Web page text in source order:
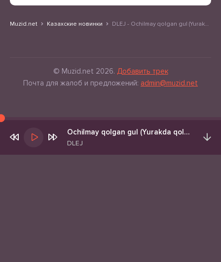
Muzid.net Казахские новинки DLEJ - Ochilmay qolgan gul (Yurakda qolgan aytilmagan muhabbat)
© Muzid.net 2026. Добавить трек
Почта для жалоб и предложений: admin@muzid.net
Ochilmay qolgan gul (Yurakda qolgan aytilmagan muhabbat)
DLEJ